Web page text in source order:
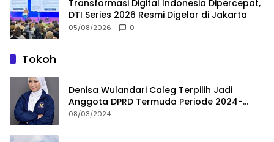
Transformasi Digital Indonesia Dipercepat,
DTI Series 2026 Resmi Digelar di Jakarta
05/08/2026 0
Tokoh
Denisa Wulandari Caleg Terpilih Jadi
Anggota DPRD Termuda Periode 2024-
2029
08/03/2024